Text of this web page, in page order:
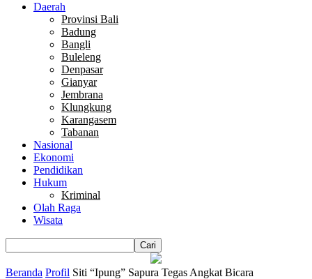
Daerah
Provinsi Bali
Badung
Bangli
Buleleng
Denpasar
Gianyar
Jembrana
Klungkung
Karangasem
Tabanan
Nasional
Ekonomi
Pendidikan
Hukum
Kriminal
Olah Raga
Wisata
Beranda Profil Siti “Ipung” Sapura Tegas Angkat Bicara